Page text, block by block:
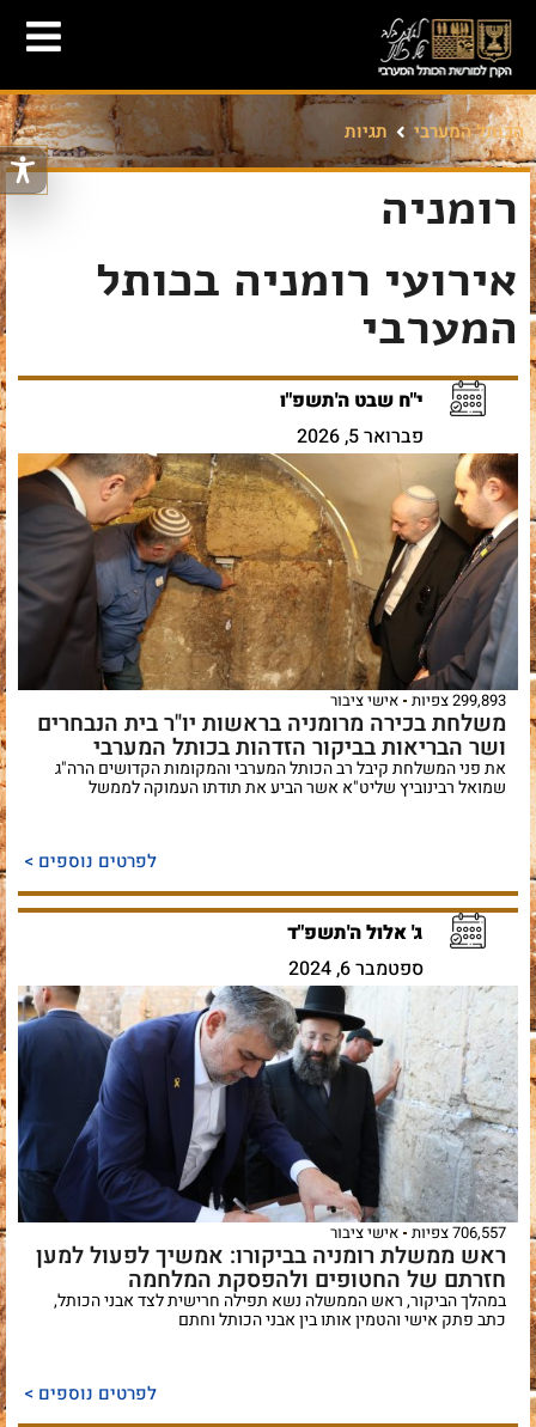
הכותל המערבי תגיות
רומניה
אירועי רומניה בכותל
המערבי
י"ח שבט ה'תשפ"ו
פברואר 5, 2026
299,893 צפיות אישי ציבור
משלחת בכירה מרומניה בראשות יו"ר בית הנבחרים
ושר הבריאות בביקור הזדהות בכותל המערבי
את פני המשלחת קיבל רב הכותל המערבי והמקומות הקדושים הרה"ג
שמואל רבינוביץ שליט"א אשר הביע את תודתו העמוקה לממשל
לפרטים נוספים >
ג' אלול ה'תשפ"ד
ספטמבר 6, 2024
706,557 צפיות אישי ציבור
ראש ממשלת רומניה בביקורו: אמשיך לפעול למען
חזרתם של החטופים ולהפסקת המלחמה
במהלך הביקור, ראש הממשלה נשא תפילה חרישית לצד אבני הכותל,
כתב פתק אישי והטמין אותו בין אבני הכותל וחתם
לפרטים נוספים >